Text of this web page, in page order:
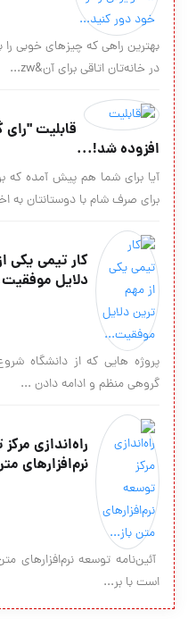
بهترین راهی که چیزهای خوبی
در خانه‌تان اتاقی برای آن&zw...
قابلیت
افزوده شد!...
آیا برای شما هم پیش آمده که
برای صرف شام با دوستانتان به
کار تیمی یکی
دلایل
پروژه هایی که از دانشگاه
گروهی منظم و ادامه دادن ...
راه‌اندازی
نرم‌افزار‌های
آئین‌نامه توسعه نرم‌افزار‌های
است با بر...